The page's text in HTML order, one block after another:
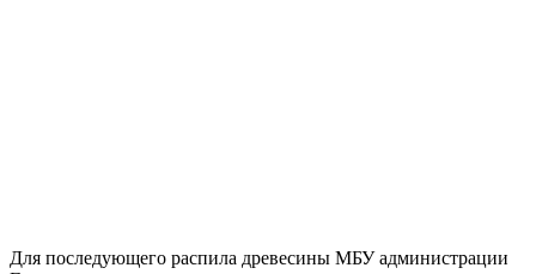
Для последующего распила древесины МБУ администрации